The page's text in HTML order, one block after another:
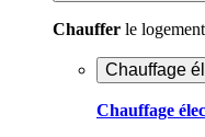
Chauffer le logement
Chauffage
Chauffage